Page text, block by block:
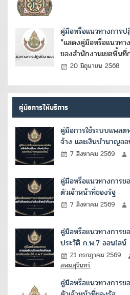
คู่มือหรือแนวทางการ
*แสดงคู่มือหรือแนวทา
ของสำนักงานเขตพื้นที่
20 มิถุนายน 2568
คู่มือการให้บริการ
คู่มือการใช้ระบบแพลต
จ้าง และเงินบำนาญอ
7 สิงหาคม 2569
คู่มือหรือแนวทางการข
ตัวเจ้าหน้าที่ของรัฐ
7 สิงหาคม 2569
คู่มือหรือแนวทางการข
ประวัติ ก.พ.7 ออนไลน์
21 กรกฎาคม 2569
สพม.สุรินทร์
คู่มือหรือแนวทางการข